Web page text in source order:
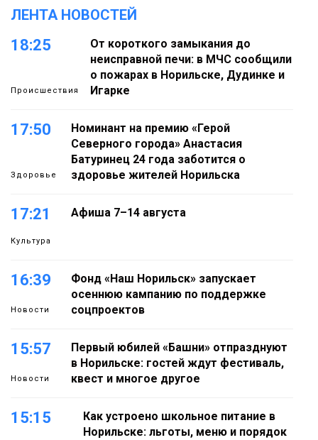
ЛЕНТА НОВОСТЕЙ
18:25
Происшествия
От короткого замыкания до
неисправной печи: в МЧС сообщили
о пожарах в Норильске, Дудинке и
Игарке
17:50
Здоровье
Номинант на премию «Герой
Северного города» Анастасия
Батуринец 24 года заботится о
здоровье жителей Норильска
17:21
Культура
Афиша 7–14 августа
16:39
Новости
Фонд «Наш Норильск» запускает
осеннюю кампанию по поддержке
соцпроектов
15:57
Новости
Первый юбилей «Башни» отпразднуют
в Норильске: гостей ждут фестиваль,
квест и многое другое
15:15
Как устроено школьное питание в
Норильске: льготы, меню и порядок